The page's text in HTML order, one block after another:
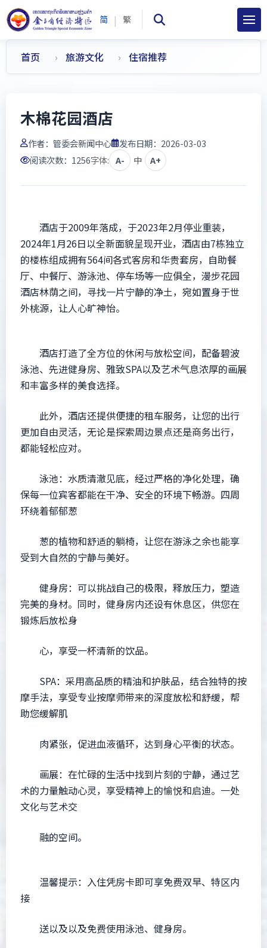
简 | 繁
首页 旅游文化 住宿推荐
木棉花园酒店
作者： 管委会新闻中心
发布日期：2026-03-03
阅读次数： 1256字体: A- 中 A+
酒店于2009年落成，于2023年2月停业重装，
2024年1月26日以全新面貌呈现开业，酒店由7栋独立
的楼栋组成拥有564间各式客房和华贵套房，自助餐
厅、中餐厅、游泳池、停车场等一应俱全，漫步花园
酒店林荫之间，寻找一片宁静的净土，宛如置身于世
外桃源，让人心旷神怡。
酒店打造了全方位的休闲与放松空间，配备碧波
泳池、先进健身房、雅致SPA以及艺术气息浓厚的画展
和丰富多样的美食选择。
此外，酒店还提供便捷的租车服务，让您的出行
更加自由灵活，无论是探索周边景点还是商务出行，
都能轻松应对。
泳池：水质清澈见底，经过严格的净化处理，确
保每一位宾客都能在干净、安全的环境下畅游。四周
环绕着郁郁葱
葱的植物和舒适的躺椅，让您在游泳之余也能享
受到大自然的宁静与美好。
健身房：可以挑战自己的极限，释放压力，塑造
完美的身材。同时，健身房内还设有休息区，供您在
锻炼后放松身
心，享受一杯清新的饮品。
SPA：采用高品质的精油和护肤品，结合独特的按
摩手法，享受专业按摩师带来的深度放松和舒缓，帮
助您缓解肌
肉紧张，促进血液循环，达到身心平衡的状态。
画展：在忙碌的生活中找到片刻的宁静，通过艺
术的力量触动心灵，享受精神上的愉悦和启迪。一处
文化与艺术交
融的空间。
温馨提示：入住凭房卡即可享免费双早、特区内
接
送以及以及免费使用泳池、健身房。